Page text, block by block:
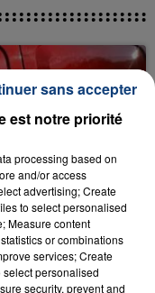
FEMME ET
après avoir
de trois mois
est notre priorité
processing based on
and/or access
advertising; Create
to select personalised
Measure content
or combinations
services; Create
personalised
security, prevent and
sans accepter